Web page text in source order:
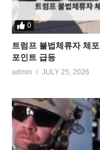
0
트럼프 불법체류자 체
포인트 급등
admin JULY 25, 2026